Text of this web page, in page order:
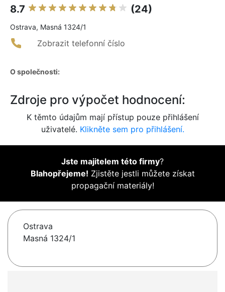
8.7 (24)
Ostrava, Masná 1324/1
Zobrazit telefonní číslo
O společnosti:
Zdroje pro výpočet hodnocení:
K těmto údajům mají přístup pouze přihlášení
uživatelé. Klikněte sem pro přihlášení.
Jste majitelem této firmy?
Blahopřejeme! Zjistěte jestli můžete získat
propagační materiály!
Ostrava
Masná 1324/1